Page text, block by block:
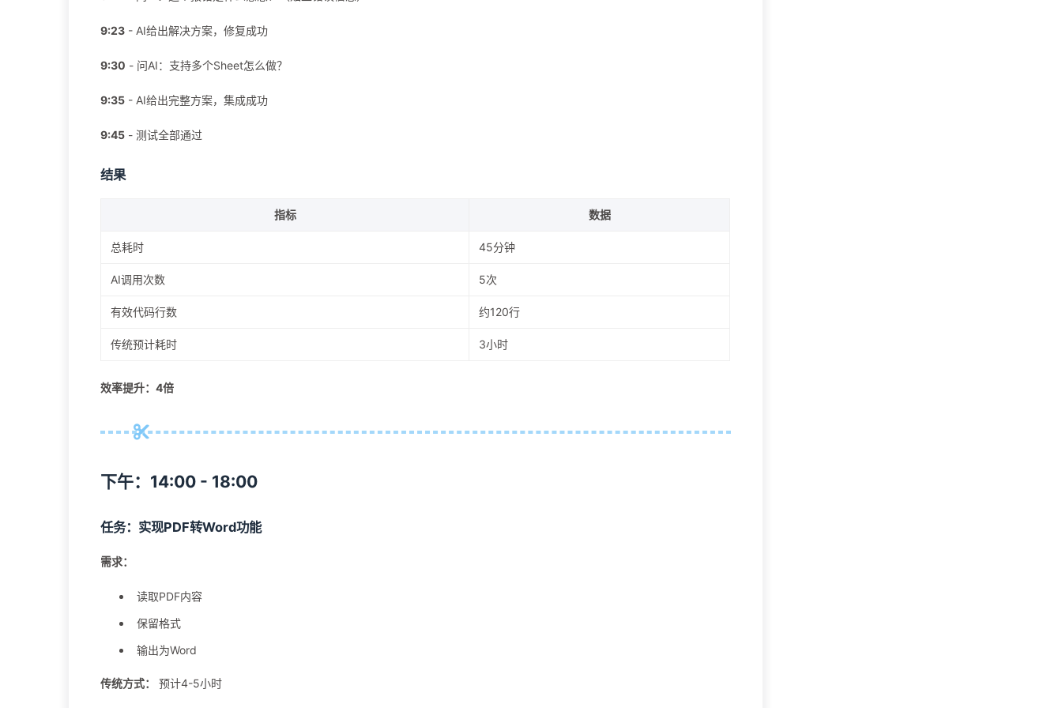
9:23 - AI给出解决方案，修复成功
9:30 - 问AI：支持多个Sheet怎么做？
9:35 - AI给出完整方案，集成成功
9:45 - 测试全部通过
结果
指标 数据
总耗时 45分钟
AI调用次数 5次
有效代码行数 约120行
传统预计耗时 3小时
效率提升：4倍
下午：14:00 - 18:00
任务：实现PDF转Word功能
需求：
读取PDF内容
保留格式
输出为Word
传统方式： 预计4-5小时